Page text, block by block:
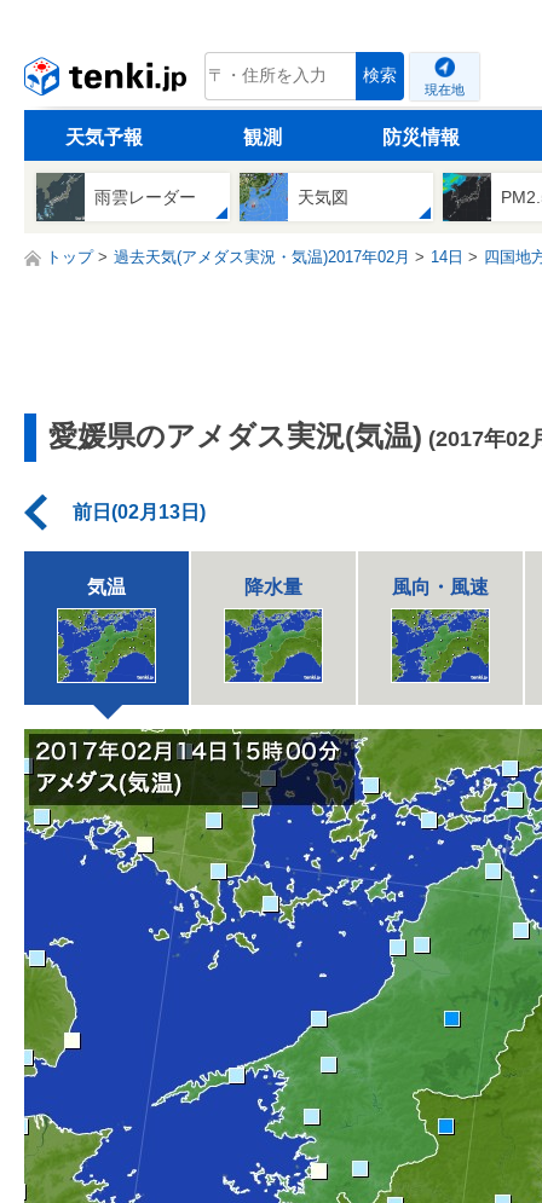
tenki.jp 検索
現在地
天気予報 観測 防災情報
雨雲レーダー 天気図
トップ 過去天気(アメダス実況・気温)2017年02月 14日 四国地
愛媛県のアメダス実況(気温) (2017年02
前日(02月13日)
気温 降水量 風向・風速